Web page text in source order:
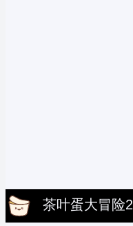
茶叶蛋大冒险2